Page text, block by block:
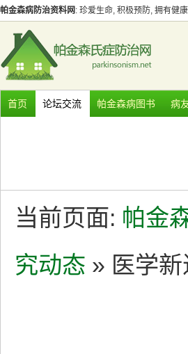
帕金森病防治资料网 : 珍爱生命, 积极预防, 拥有健
首页 论坛交流 帕金森病图书 病
当前页面: 帕金
究动态 » 医学